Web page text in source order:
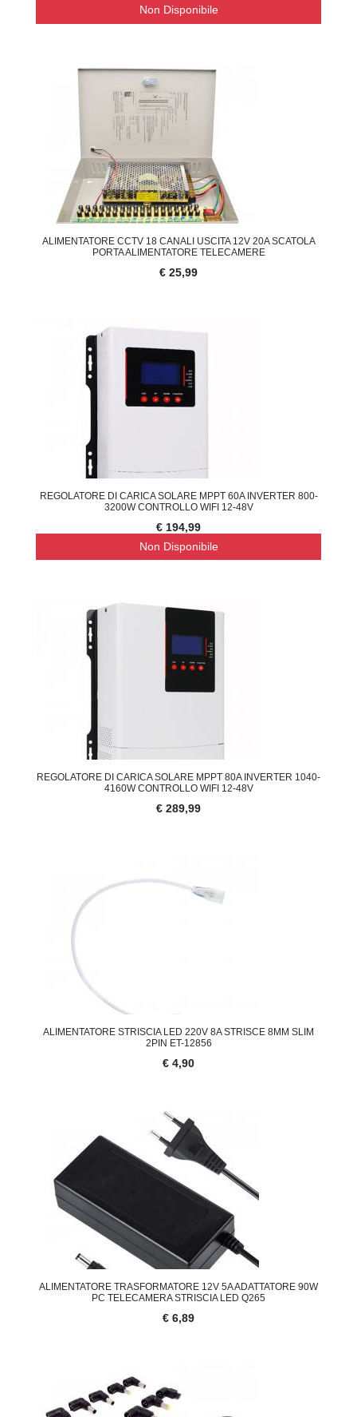
Non Disponibile
ALIMENTATORE CCTV 18 CANALI USCITA 12V 20A SCATOLA
PORTA ALIMENTATORE TELECAMERE
€ 25,99
REGOLATORE DI CARICA SOLARE MPPT 60A INVERTER 800-
3200W CONTROLLO WIFI 12-48V
€ 194,99
Non Disponibile
REGOLATORE DI CARICA SOLARE MPPT 80A INVERTER 1040-
4160W CONTROLLO WIFI 12-48V
€ 289,99
ALIMENTATORE STRISCIA LED 220V 8A STRISCE 8MM SLIM
2PIN ET-12856
€ 4,90
ALIMENTATORE TRASFORMATORE 12V 5A ADATTATORE 90W
PC TELECAMERA STRISCIA LED Q265
€ 6,89